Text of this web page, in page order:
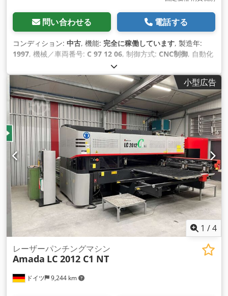
問い合わせる 電話する
コンディション: 中古, 機能: 完全に稼働しています, 製造年:
1997, 機械／車両番号: C 97 12 06, 制御方式: CNC制御, 自動化
, 作動方式:
大板厚:6 mm, バックゲージ調整:CNC制御, バックゲージ:
1,050 mm, 総重量:6,500 kg（キログラム）, サポートアーム
の数:2, 装備:アングルストップバルブ,
小型広告
1 /4
ドイツ 9,244 km
レーザーパンチングマシン
Amada LC 2012 C1 NT